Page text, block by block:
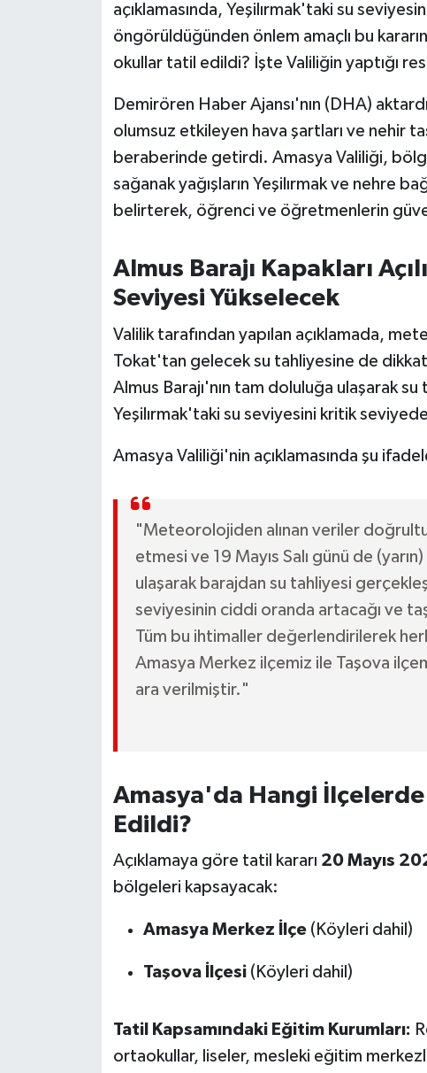
açıklamasında, Yeşilırmak'taki su
öngörüldüğünden önlem amaçlı bu
okullar tatil edildi? İşte Valiliğin yaptığı
Demirören Haber Ajansı'nın (DHA)
olumsuz etkileyen hava şartları ve nehir
beraberinde getirdi. Amasya Valiliği,
sağanak yağışların Yeşilırmak ve nehre
belirterek, öğrenci ve öğretmenlerin
Almus Barajı Kapakları
Seviyesi Yükselecek
Valilik tarafından yapılan açıklamada,
Tokat'tan gelecek su tahliyesine de dikkat
Almus Barajı'nın tam doluluğa ulaşarak
Yeşilırmak'taki su seviyesini kritik
Amasya Valiliği'nin açıklamasında şu
"Meteorolojiden alınan veriler
etmesi ve 19 Mayıs Salı günü de
ulaşarak barajdan su tahliyesi
seviyesinin ciddi oranda artacağı ve
Tüm bu ihtimaller değerlendirilerek
Amasya Merkez ilçemiz ile Taşova
ara verilmiştir."
Amasya'da Hangi
Edildi?
Açıklamaya göre tatil kararı 20 Mayıs
bölgeleri kapsayacak:
Amasya Merkez İlçe(Köyleri dahil)
Taşova İlçesi(Köyleri dahil)
Tatil Kapsamındaki Eğitim Kurumları:
ortaokullar, liseler, mesleki eğitim
MAGAZİN
OTOMOTİV
Savaştepe
SÜRMANŞET
VİZYONDAKİLER